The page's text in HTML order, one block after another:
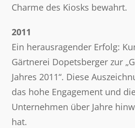
Charme des Kiosks bewahrt.
2011
Ein herausragender Erfolg:
Gärtnerei Dopetsberger zur
Jahres 2011“. Diese
das hohe Engagement und
Unternehmen über Jahre
hat.